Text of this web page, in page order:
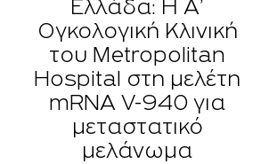
Ελλάδα: Η Α’
Ογκολογική Κλινική
του Metropolitan
Hospital στη μελέτη
mRNA V-940 για
μεταστατικό
μελάνωμα